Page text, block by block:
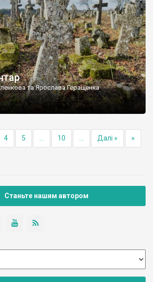
та Ярослава Геращенка
4 5 10 Далі » »
Станьте нашим автором